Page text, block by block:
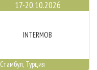
17-20.10.2026
INTERMOB
Стамбул, Турция